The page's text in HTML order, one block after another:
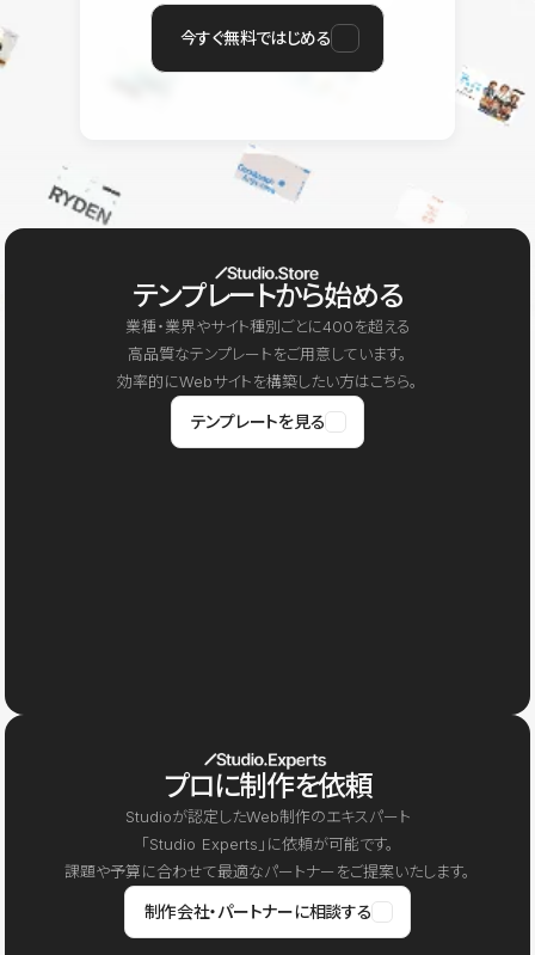
今すぐ無料ではじめる
テンプレートから始める
業種・業界やサイト種別ごとに400を超える
高品質なテンプレートをご用意しています。
効率的にWebサイトを構築したい方はこちら。
テンプレートを見る
プロに制作を依頼
Studioが認定したWeb制作のエキスパート
「Studio Experts」に依頼が可能です。
課題や予算に合わせて最適なパートナーをご提案いたします。
制作会社・パートナーに相談する